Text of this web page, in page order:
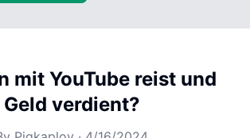
mit YouTube reist und
Geld verdient?